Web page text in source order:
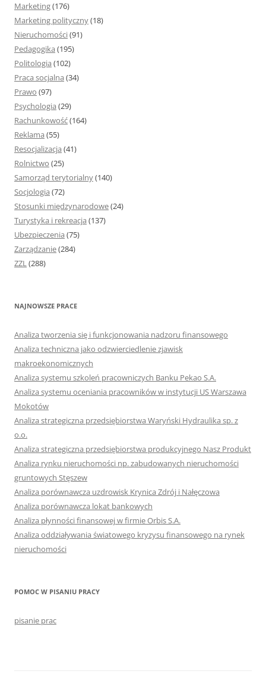
Marketing(176)
Marketing polityczny(18)
Nieruchomości(91)
Pedagogika (195)
Politologia (102)
Praca socjalna (34)
Prawo (97)
Psychologia (29)
Rachunkowość(164)
Reklama (55)
Resocjalizacja (41)
Rolnictwo (25)
Samorząd terytorialny(140)
Socjologia (72)
Stosunki międzynarodowe(24)
Turystyka i rekreacja (137)
Ubezpieczenia (75)
Zarządzanie(284)
ZZL(288)
NAJNOWSZE PRACE
Analiza tworzenia się i funkcjonowania nadzoru finansowego
Analiza techniczna jako odzwierciedlenie zjawisk
makroekonomicznych
Analiza systemu szkoleń pracowniczych Banku Pekao S.A.
Analiza systemu oceniania pracowników w instytucji US Warszawa
Mokotów
Analiza strategiczna przedsiębiorstwa Waryński Hydraulika sp. z
o.o.
Analiza strategiczna przedsiębiorstwa produkcyjnego Nasz Produkt
Analiza rynku nieruchomości np. zabudowanych nieruchomości
gruntowych Stęszew
Analiza porównawcza uzdrowisk Krynica Zdrój i Nałęczowa
Analiza porównawcza lokat bankowych
Analiza płynności finansowej w firmie Orbis S.A.
Analiza oddziaływania światowego kryzysu finansowego na rynek
nieruchomości
POMOC W PISANIU PRACY
pisanie prac